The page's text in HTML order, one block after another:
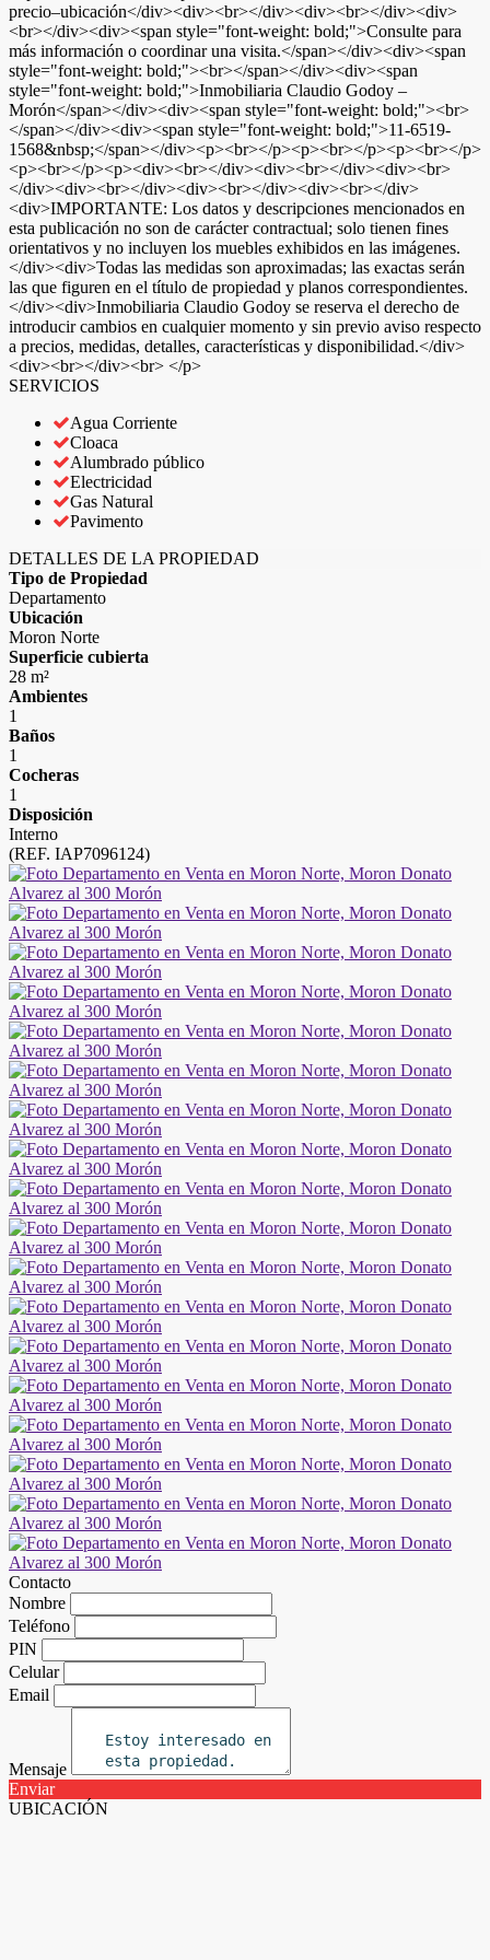
precio–ubicación</div><div><br></div><div><br></div><div>
<br></div><div><span style="font-weight: bold;">Consulte para
más información o coordinar una visita.</span></div><div><span
style="font-weight: bold;"><br></span></div><div><span
style="font-weight: bold;">Inmobiliaria Claudio Godoy –
Morón</span></div><div><span style="font-weight: bold;"><br>
</span></div><div><span style="font-weight: bold;">11-6519-
1568&nbsp;</span></div><p><br></p><p><br></p><p><br></p>
<p><br></p><p><div><br></div><div><br></div><div><br>
</div><div><br></div><div><br></div><div><br></div>
<div>IMPORTANTE: Los datos y descripciones mencionados en
esta publicación no son de carácter contractual; solo tienen fines
orientativos y no incluyen los muebles exhibidos en las imágenes.
</div><div>Todas las medidas son aproximadas; las exactas serán
las que figuren en el título de propiedad y planos correspondientes.
</div><div>Inmobiliaria Claudio Godoy se reserva el derecho de
introducir cambios en cualquier momento y sin previo aviso respecto
a precios, medidas, detalles, características y disponibilidad.</div>
<div><br></div><br> </p>
SERVICIOS
Agua Corriente
Cloaca
Alumbrado público
Electricidad
Gas Natural
Pavimento
DETALLES DE LA PROPIEDAD
Tipo de Propiedad
Departamento
Ubicación
Moron Norte
Superficie cubierta
28 m²
Ambientes
1
Baños
1
Cocheras
1
Disposición
Interno
(REF. IAP7096124)
Contacto
Nombre
Teléfono
PIN
Celular
Email
Mensaje
Enviar
UBICACIÓN